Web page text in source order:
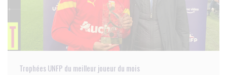
Trophées UNFP du meilleur joueur du mois